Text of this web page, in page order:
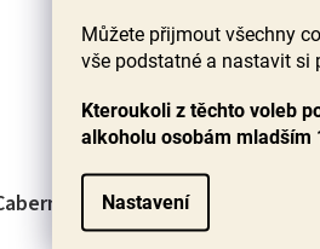
Můžete přijmout všechny
vše podstatné a nastavit si
Kteroukoli z těchto voleb
alkoholu osobám mladším
Nastavení
Sauvignon Consentido
Purisima